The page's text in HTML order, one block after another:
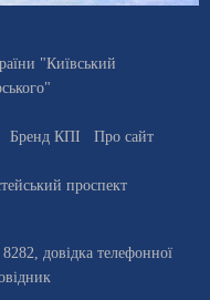
"Київський
Бренд КПІ
Про сайт
проспект
, довiдка телефонної